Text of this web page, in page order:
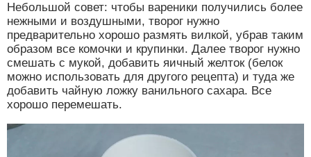
Небольшой совет: чтобы вареники получились более
нежными и воздушными, творог нужно
предварительно хорошо размять вилкой, убрав таким
образом все комочки и крупинки. Далее творог нужно
смешать с мукой, добавить яичный желток (белок
можно использовать для другого рецепта) и туда же
добавить чайную ложку ванильного сахара. Все
хорошо перемешать.